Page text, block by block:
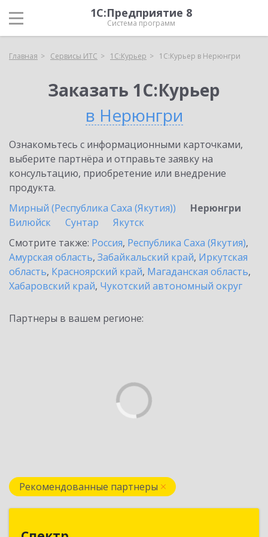
1С:Предприятие 8
Система программ
Главная Сервисы ИТС 1С:Курьер 1С:Курьер в Нерюнгри
Заказать 1С:Курьер
в Нерюнгри
Ознакомьтесь с информационными карточками,
выберите партнёра и отправьте заявку на
консультацию, приобретение или внедрение
продукта.
Мирный (Республика Саха (Якутия))
Нерюнгри
Вилюйск
Сунтар
Якутск
Смотрите также: Россия, Республика Саха (Якутия),
Амурская область, Забайкальский край, Иркутская
область, Красноярский край, Магаданская область,
Хабаровский край, Чукотский автономный округ
Партнеры в вашем регионе:
Рекомендованные партнеры